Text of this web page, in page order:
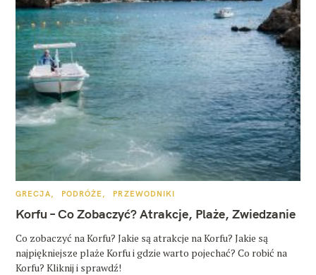
K
T
E
O
R
I
GRECJA PODRÓŻE PRZEWODNIKI
Korfu – Co Zobaczyć? Atrakcje, Plaże, Zwiedzanie
Co zobaczyć na Korfu? Jakie są atrakcje na Korfu? Jakie są
najpiękniejsze plaże Korfu i gdzie warto pojechać? Co robić na
Korfu? Kliknij i sprawdź!